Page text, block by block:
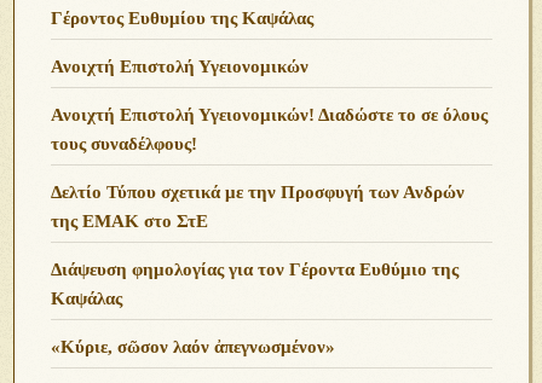
Γέροντος Ευθυμίου της Καψάλας
Ανοιχτή Επιστολή Υγειονομικών
Ανοιχτή Επιστολή Υγειονομικών! Διαδώστε το σε όλους
τους συναδέλφους!
Δελτίο Τύπου σχετικά με την Προσφυγή των Ανδρών
της ΕΜΑΚ στο ΣτΕ
Διάψευση φημολογίας για τον Γέροντα Ευθύμιο της
Καψάλας
«Κύριε, σῶσον λαόν ἀπεγνωσμένον»